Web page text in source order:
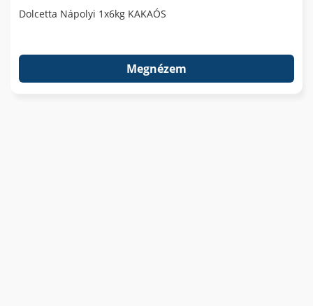
Dolcetta Nápolyi 1x6kg KAKAÓS
Megnézem